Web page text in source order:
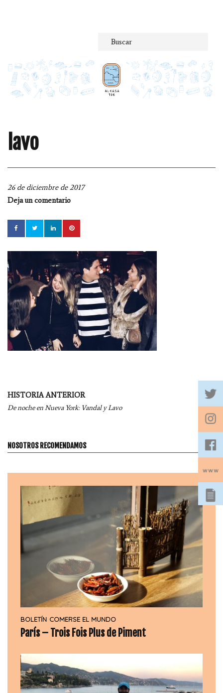
lavo
26 de diciembre de 2017
Deja un comentario
Navegación
por
HISTORIA ANTERIOR
De noche en Nueva York: Vandal y Lavo
NOSOTROS RECOMENDAMOS
BOLETÍN COMERSE EL MUNDO
París – Trois Fois Plus de Piment